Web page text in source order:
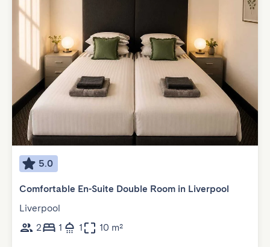
5.0
Comfortable En-Suite Double Room in Liverpool
Liverpool
2
1 1 10 m²